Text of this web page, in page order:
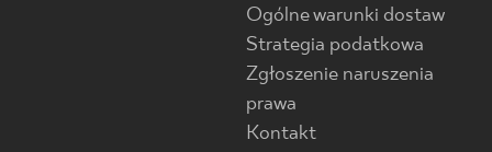
Ogólne warunki dostaw
Strategia podatkowa
Zgłoszenie naruszenia
prawa
Kontakt